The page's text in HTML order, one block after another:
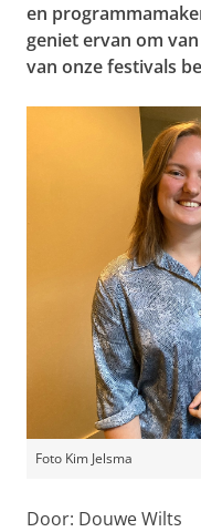
en
geniet ervan om
van onze festivals
Foto Kim Jelsma
Door: Douwe Wilts